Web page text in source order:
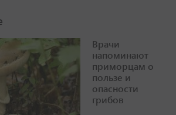
Врачи
напоминают
приморцам о
пользе и
опасности
грибов